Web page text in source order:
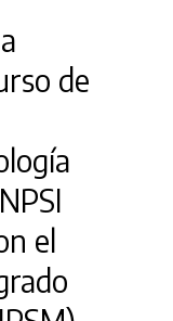
de
el